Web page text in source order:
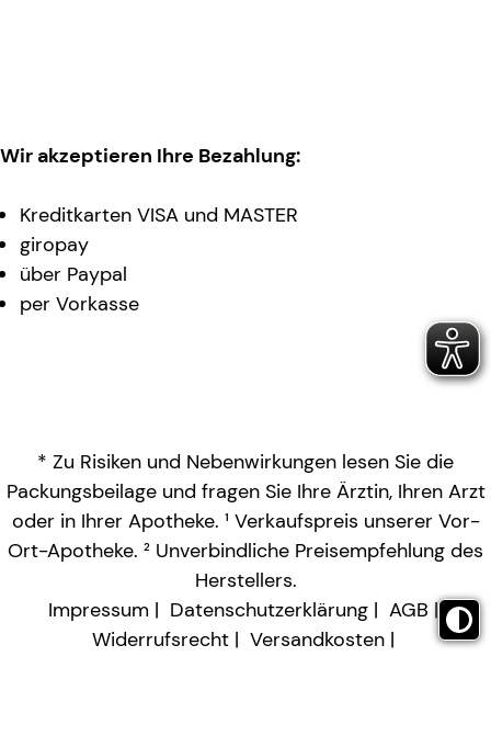
Wir akzeptieren Ihre Bezahlung:
Kreditkarten VISA und MASTER
giropay
über Paypal
per Vorkasse
* Zu Risiken und Nebenwirkungen lesen Sie die
Packungsbeilage und fragen Sie Ihre Ärztin, Ihren Arzt
oder in Ihrer Apotheke. ¹ Verkaufspreis unserer Vor-
Ort-Apotheke. ² Unverbindliche Preisempfehlung des
Herstellers.
Impressum
Datenschutzerklärung
AGB
Widerrufsrecht
Versandkosten